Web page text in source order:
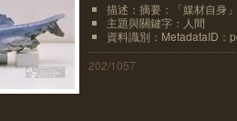
描述：摘要：「媒材自身
主題與關鍵字：人間
資料識別：MetadataID
202/1057